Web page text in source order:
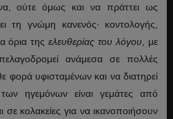
ούτε όμως και να πράττει ως
τη γνώμη κανενός· κοντολογής,
όρια τηςελευθερίας του λόγου , με
ανάμεσα σε πολλές
φορά υφισταμένων και να διατηρεί
ηγεμόνων είναι γεμάτες από
κολακείες για να ικανοποιήσουν